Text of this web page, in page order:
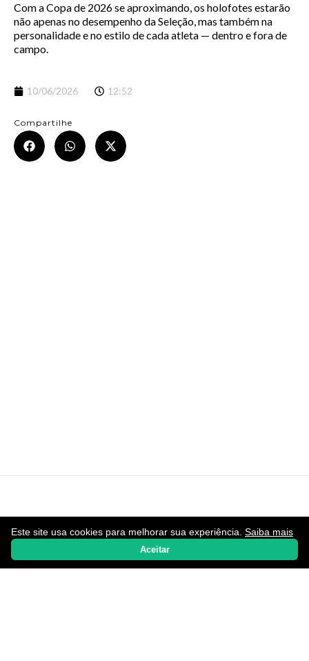
Com a Copa de 2026 se aproximando, os holofotes estarão
não apenas no desempenho da Seleção, mas também na
personalidade e no estilo de cada atleta — dentro e fora de
campo.
10/06/2026 12:52
Compartilhe
WhatsApp
Este site usa cookies para melhorar sua experiência. Saiba mais
Aceitar